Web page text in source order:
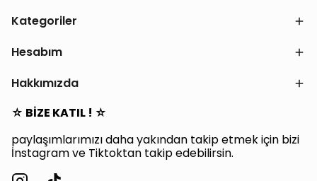
Kategoriler
Hesabım
Hakkımızda
☆ BİZE KATIL ! ☆
paylaşımlarımızı daha yakından takip etmek için bizi
İnstagram ve Tiktoktan takip edebilirsin.